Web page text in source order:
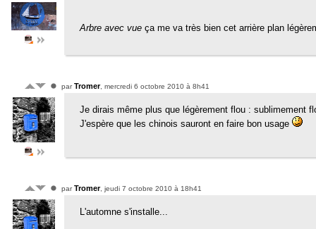
Arbre avec vue ça me va très bien cet arrière plan
parTromer, mercredi 6 octobre 2010 à 8h41
Je dirais même plus que légèrement flou : sublimement
J'espère que les chinois sauront en faire bon usage
parTromer, jeudi 7 octobre 2010 à 18h41
L'automne s'installe...